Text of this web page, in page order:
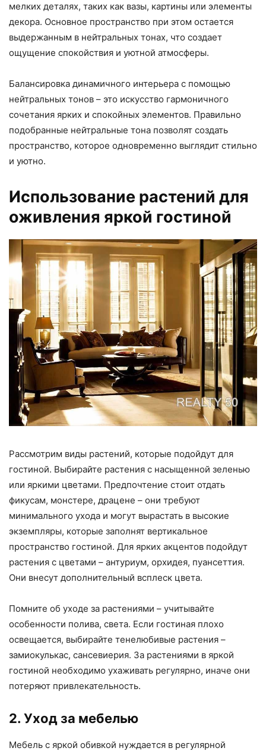
мелких деталях, таких как вазы, картины или элементы
декора. Основное пространство при этом остается
выдержанным в нейтральных тонах, что создает
ощущение спокойствия и уютной атмосферы.
Балансировка динамичного интерьера с помощью
нейтральных тонов – это искусство гармоничного
сочетания ярких и спокойных элементов. Правильно
подобранные нейтральные тона позволят создать
пространство, которое одновременно выглядит стильно
и уютно.
Использование растений для
оживления яркой гостиной
Рассмотрим виды растений, которые подойдут для
гостиной. Выбирайте растения с насыщенной зеленью
или яркими цветами. Предпочтение стоит отдать
фикусам, монстере, драцене – они требуют
минимального ухода и могут вырастать в высокие
экземпляры, которые заполнят вертикальное
пространство гостиной. Для ярких акцентов подойдут
растения с цветами – антуриум, орхидея, пуансеттия.
Они внесут дополнительный всплеск цвета.
Помните об уходе за растениями – учитывайте
особенности полива, света. Если гостиная плохо
освещается, выбирайте тенелюбивые растения –
замиокулькас, сансевиерия. За растениями в яркой
гостиной необходимо ухаживать регулярно, иначе они
потеряют привлекательность.
2. Уход за мебелью
Мебель с яркой обивкой нуждается в регулярной